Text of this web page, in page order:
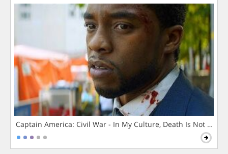
Captain America: Civil War - In My Culture, Death Is Not The